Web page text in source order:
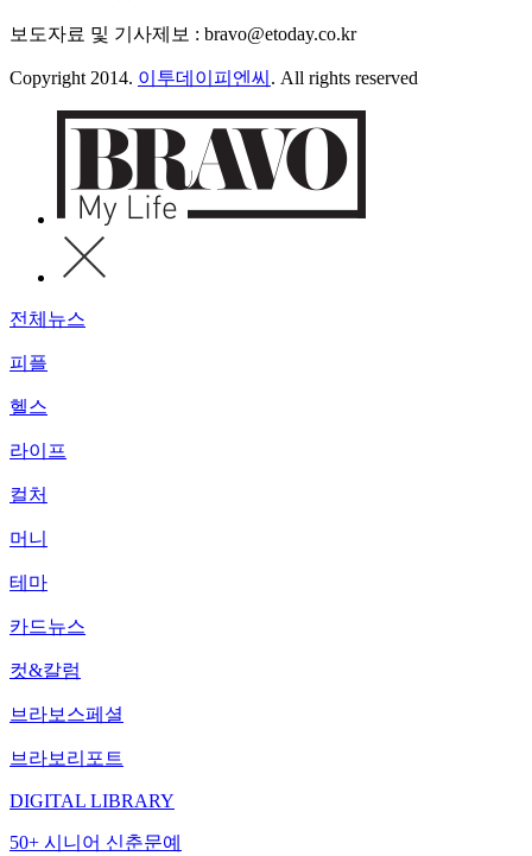
보도자료 및 기사제보 : bravo@etoday.co.kr
Copyright 2014. 이투데이피엔씨 . All rights reserved
전체뉴스
피플
헬스
라이프
컬처
머니
테마
카드뉴스
컷&칼럼
브라보스페셜
브라보리포트
DIGITAL LIBRARY
50+ 시니어 신춘문예